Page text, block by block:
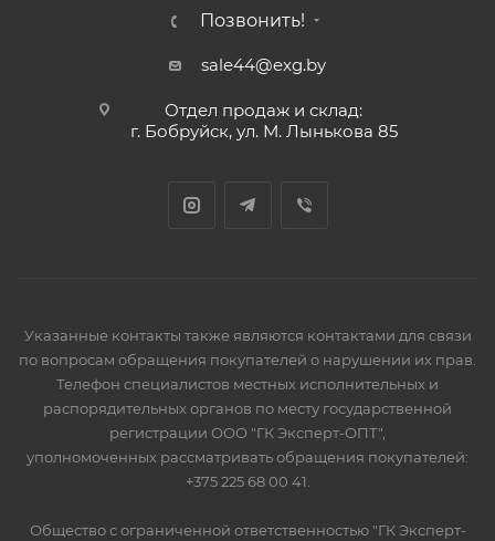
Позвонить!
sale44@exg.by
Отдел продаж и склад:
г. Бобруйск, ул. М. Лынькова 85
Указанные контакты также являются контактами для связи
по вопросам обращения покупателей о нарушении их прав.
Телефон специалистов местных исполнительных и
распорядительных органов по месту государственной
регистрации ООО "ГК Эксперт-ОПТ",
уполномоченных рассматривать обращения покупателей:
+375 225 68 00 41.
Общество с ограниченной ответственностью "ГК Эксперт-